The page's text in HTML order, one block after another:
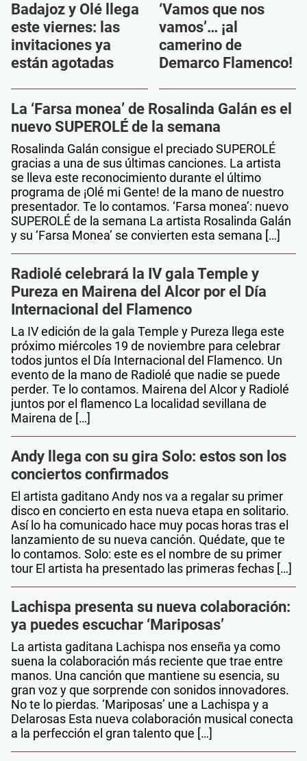
Badajoz y Olé llega
este viernes: las
invitaciones ya
están agotadas
‘Vamos que nos
vamos’… ¡al
camerino de
Demarco Flamenco!
La ‘Farsa monea’ de Rosalinda Galán es el
nuevo SUPEROLÉ de la semana
Rosalinda Galán consigue el preciado SUPEROLÉ
gracias a una de sus últimas canciones. La artista
se lleva este reconocimiento durante el último
programa de ¡Olé mi Gente! de la mano de nuestro
presentador. Te lo contamos. ‘Farsa monea’: nuevo
SUPEROLÉ de la semana La artista Rosalinda Galán
y su ‘Farsa Monea’ se convierten esta semana […]
Radiolé celebrará la IV gala Temple y
Pureza en Mairena del Alcor por el Día
Internacional del Flamenco
La IV edición de la gala Temple y Pureza llega este
próximo miércoles 19 de noviembre para celebrar
todos juntos el Día Internacional del Flamenco. Un
evento de la mano de Radiolé que nadie se puede
perder. Te lo contamos. Mairena del Alcor y Radiolé
juntos por el flamenco La localidad sevillana de
Mairena de […]
Andy llega con su gira Solo: estos son los
conciertos confirmados
El artista gaditano Andy nos va a regalar su primer
disco en concierto en esta nueva etapa en solitario.
Así lo ha comunicado hace muy pocas horas tras el
lanzamiento de su nueva canción. Quédate, que te
lo contamos. Solo: este es el nombre de su primer
tour El artista ha presentado las primeras fechas […]
Lachispa presenta su nueva colaboración:
ya puedes escuchar ‘Mariposas’
La artista gaditana Lachispa nos enseña ya como
suena la colaboración más reciente que trae entre
manos. Una canción que mantiene su esencia, su
gran voz y que sorprende con sonidos innovadores.
No te lo pierdas. ‘Mariposas’ une a Lachispa y a
Delarosas Esta nueva colaboración musical conecta
a la perfección el gran talento que […]